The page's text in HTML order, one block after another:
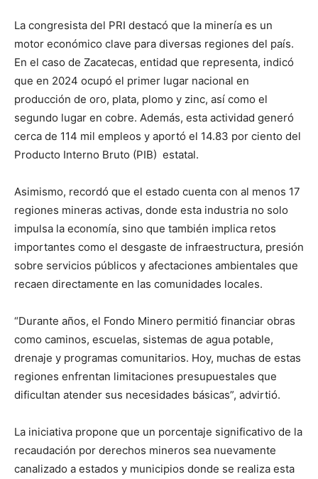
La congresista del PRI destacó que la minería es un
motor económico clave para diversas regiones del país.
En el caso de Zacatecas, entidad que representa, indicó
que en 2024 ocupó el primer lugar nacional en
producción de oro, plata, plomo y zinc, así como el
segundo lugar en cobre. Además, esta actividad generó
cerca de 114 mil empleos y aportó el 14.83 por ciento del
Producto Interno Bruto (PIB) estatal.
Asimismo, recordó que el estado cuenta con al menos 17
regiones mineras activas, donde esta industria no solo
impulsa la economía, sino que también implica retos
importantes como el desgaste de infraestructura, presión
sobre servicios públicos y afectaciones ambientales que
recaen directamente en las comunidades locales.
“Durante años, el Fondo Minero permitió financiar obras
como caminos, escuelas, sistemas de agua potable,
drenaje y programas comunitarios. Hoy, muchas de estas
regiones enfrentan limitaciones presupuestales que
dificultan atender sus necesidades básicas”, advirtió.
La iniciativa propone que un porcentaje significativo de la
recaudación por derechos mineros sea nuevamente
canalizado a estados y municipios donde se realiza esta